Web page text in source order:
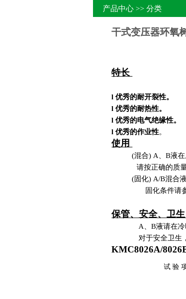
产品中心 >> 分类
干式变压器环氧
特长
l优秀的耐开裂性。
l优秀的耐热性。
l优秀的电气绝缘性。
l优秀的作业性。
使用
(混合) A、B液
请按正确的质
(固化) A/B混合
固化条件请
保管、安全、卫生
A、B液请在
对于安全卫生
KMC8026A/
试 验